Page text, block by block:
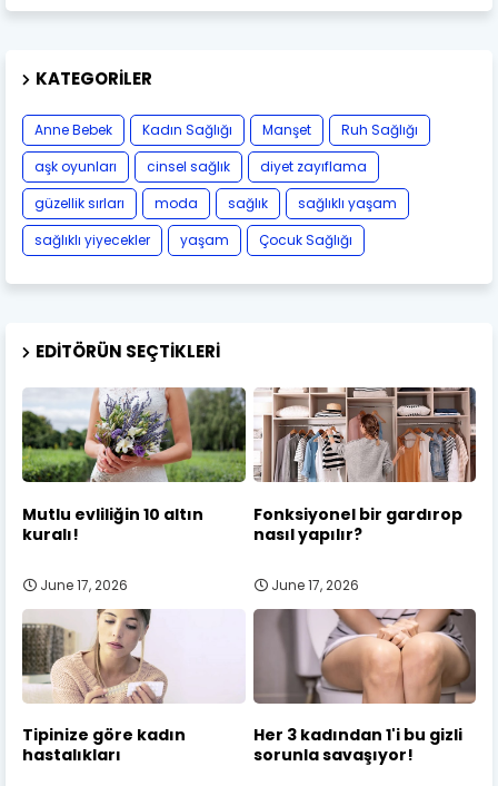
KATEGORILER
Anne Bebek Kadın Sağlığı Manşet
Ruh Sağlığı
aşk oyunları
cinsel sağlık
diyet zayıflama
güzellik sırları
moda sağlık
sağlıklı yaşam
sağlıklı yiyecekler
yaşam Çocuk Sağlığı
EDITÖRÜN SEÇTIKLERI
Mutlu evliliğin 10 altın
kuralı!
June 17, 2026
Fonksiyonel bir gardırop
nasıl yapılır?
June 17, 2026
Tipinize göre kadın
hastalıkları
Her 3 kadından 1'i bu gizli
sorunla savaşıyor!